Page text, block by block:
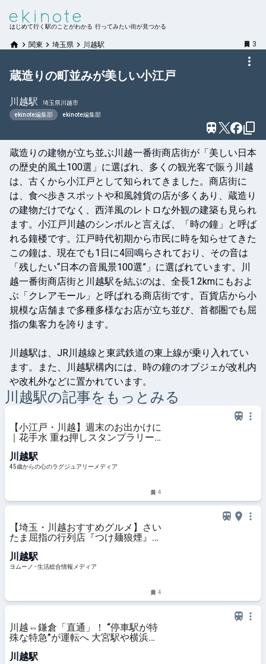
はじめて行く駅のことがわかる 行ってみたい街が見つかる
関東 埼玉県 川越駅 3
蔵造りの町並みが美しい小江戸
川越駅
埼玉県川越市
ekinote編集部
ekinote編集部
蔵造りの建物が立ち並ぶ川越一番街商店街が「美しい日本
の歴史的風土100選」に選ばれ、多くの観光客で賑う川越
は、古くから小江戸として知られてきました。商店街に
は、食べ歩きスポットや和風雑貨の店が多くあり、蔵造り
の建物だけでなく、西洋風のレトロな外観の建築も見られ
ます。小江戸川越のシンボルと言えば、「時の鐘」と呼ば
れる鐘楼です。江戸時代初期から市民に時を知らせてきた
この鐘は、現在でも1日に4回鳴らされており、その音は
「残したい“日本の音風景100選”」に選ばれています。川
越一番街商店街と川越駅を結ぶのは、全長1.2kmにもおよ
ぶ「クレアモール」と呼ばれる商店街です。百貨店から小
規模な店舗まで多種多様なお店が立ち並び、首都圏でも屈
指の集客力を誇ります。
川越駅は、JR川越線と東武鉄道の東上線が乗り入れてい
ます。また、川越駅構内には、時の鐘のオブジェが改札内
や改札外などに置かれています。
川越駅の記事をもっとみる
【小江戸・川越】週末のお出かけに
｜花手水 重ね押しスタンプラリー
川越駅
45歳からの心のラグジュアリーメディア
4
【埼玉・川越おすすめグルメ】さい
たま屈指の行列店『つけ麺狼煙』新
川越駅
ヨムーノ - 生活総合情報メディア
4
川越⇔鎌倉「直通」！ “停車駅が特
殊な特急”が運転へ 大宮駅や横浜駅
車も連結 | 乗りものニュース
川越駅